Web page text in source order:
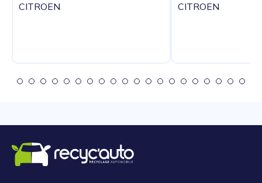
CITROEN CITROEN